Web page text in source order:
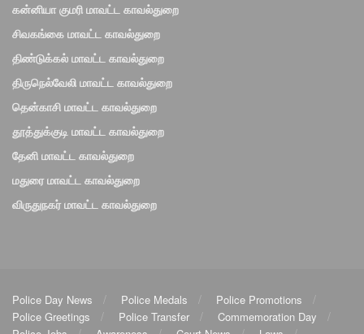
கன்னியா குமரி மாவட்ட காவல்துறை
சிவகங்கை மாவட்ட காவல்துறை
திண்டுக்கல் மாவட்ட காவல்துறை
திருநெல்வேலி மாவட்ட காவல்துறை
தென்காசி மாவட்ட காவல்துறை
தூத்துக்குடி மாவட்ட காவல்துறை
தேனி மாவட்ட காவல்துறை
மதுரை மாவட்ட காவல்துறை
விருதுநகர் மாவட்ட காவல்துறை
Police Day News Police Medals
Police Promotions
Police Greetings
Police Transfer
Commemoration Day